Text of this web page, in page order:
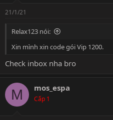
s
21/1/21
Relax123 nói:
Xin mình xin code gói Vip 1200.
Check inbox nha bro
M mos_espa
Cấp 1